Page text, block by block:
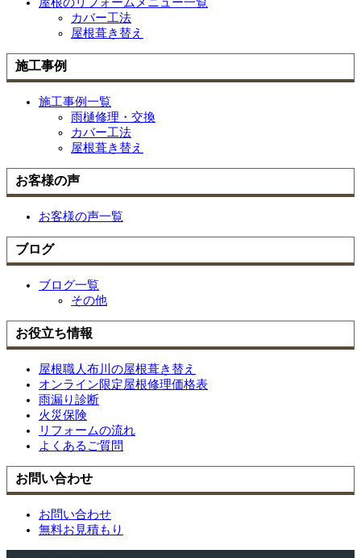
カバー工法
屋根葺き替え
施工事例
施工事例一覧
雨樋修理・交換
カバー工法
屋根葺き替え
お客様の声
お客様の声一覧
ブログ
ブログ一覧
その他
お役立ち情報
屋根職人布川の屋根葺き替え
オンライン限定屋根修理価格表
雨漏り診断
火災保険
リフォームの流れ
よくあるご質問
お問い合わせ
お問い合わせ
無料お見積もり